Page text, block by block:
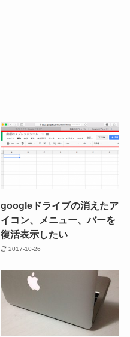
googleドライブの消えたア
イコン、メニュー、バーを
復活表示したい
2017-10-26